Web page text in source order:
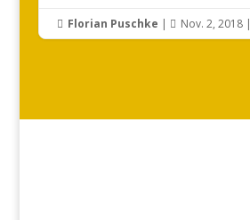
 Florian Puschke |  Nov. 2, 2018|